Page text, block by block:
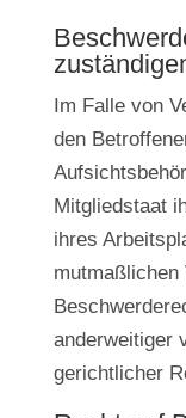
Im Falle von
den
Mitgliedstaat
ihres
anderweitiger
gerichtlicher